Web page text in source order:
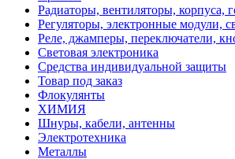
Радиаторы, вентиляторы, корпуса,
Регуляторы, электронные модули,
Реле, джамперы, переключатели,
Световая электроника
Средства индивидуальной защиты
Товар под заказ
Флокулянты
ХИМИЯ
Шнуры, кабели, антенны
Электротехника
Металлы